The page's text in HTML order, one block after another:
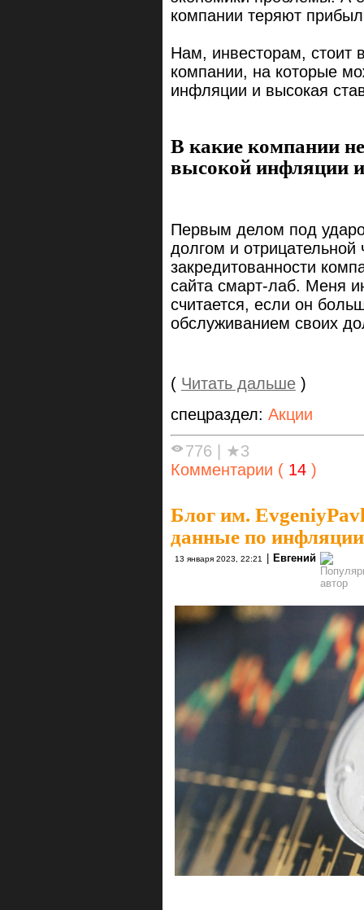
компании теряют
Нам, инвесторам, стоит
компании, на которые
инфляции и высокая
В какие компании
высокой инфляции и
Первым делом под
долгом и
закредитованности
сайта смарт-лаб. Меня
считается, если он
обслуживанием своих
( Читать дальше )
спецраздел: Акции
776
★3
Комментарии ( 14 )
Блог им.
данные по инфляции
13 января 2023, 22:21 Евгений